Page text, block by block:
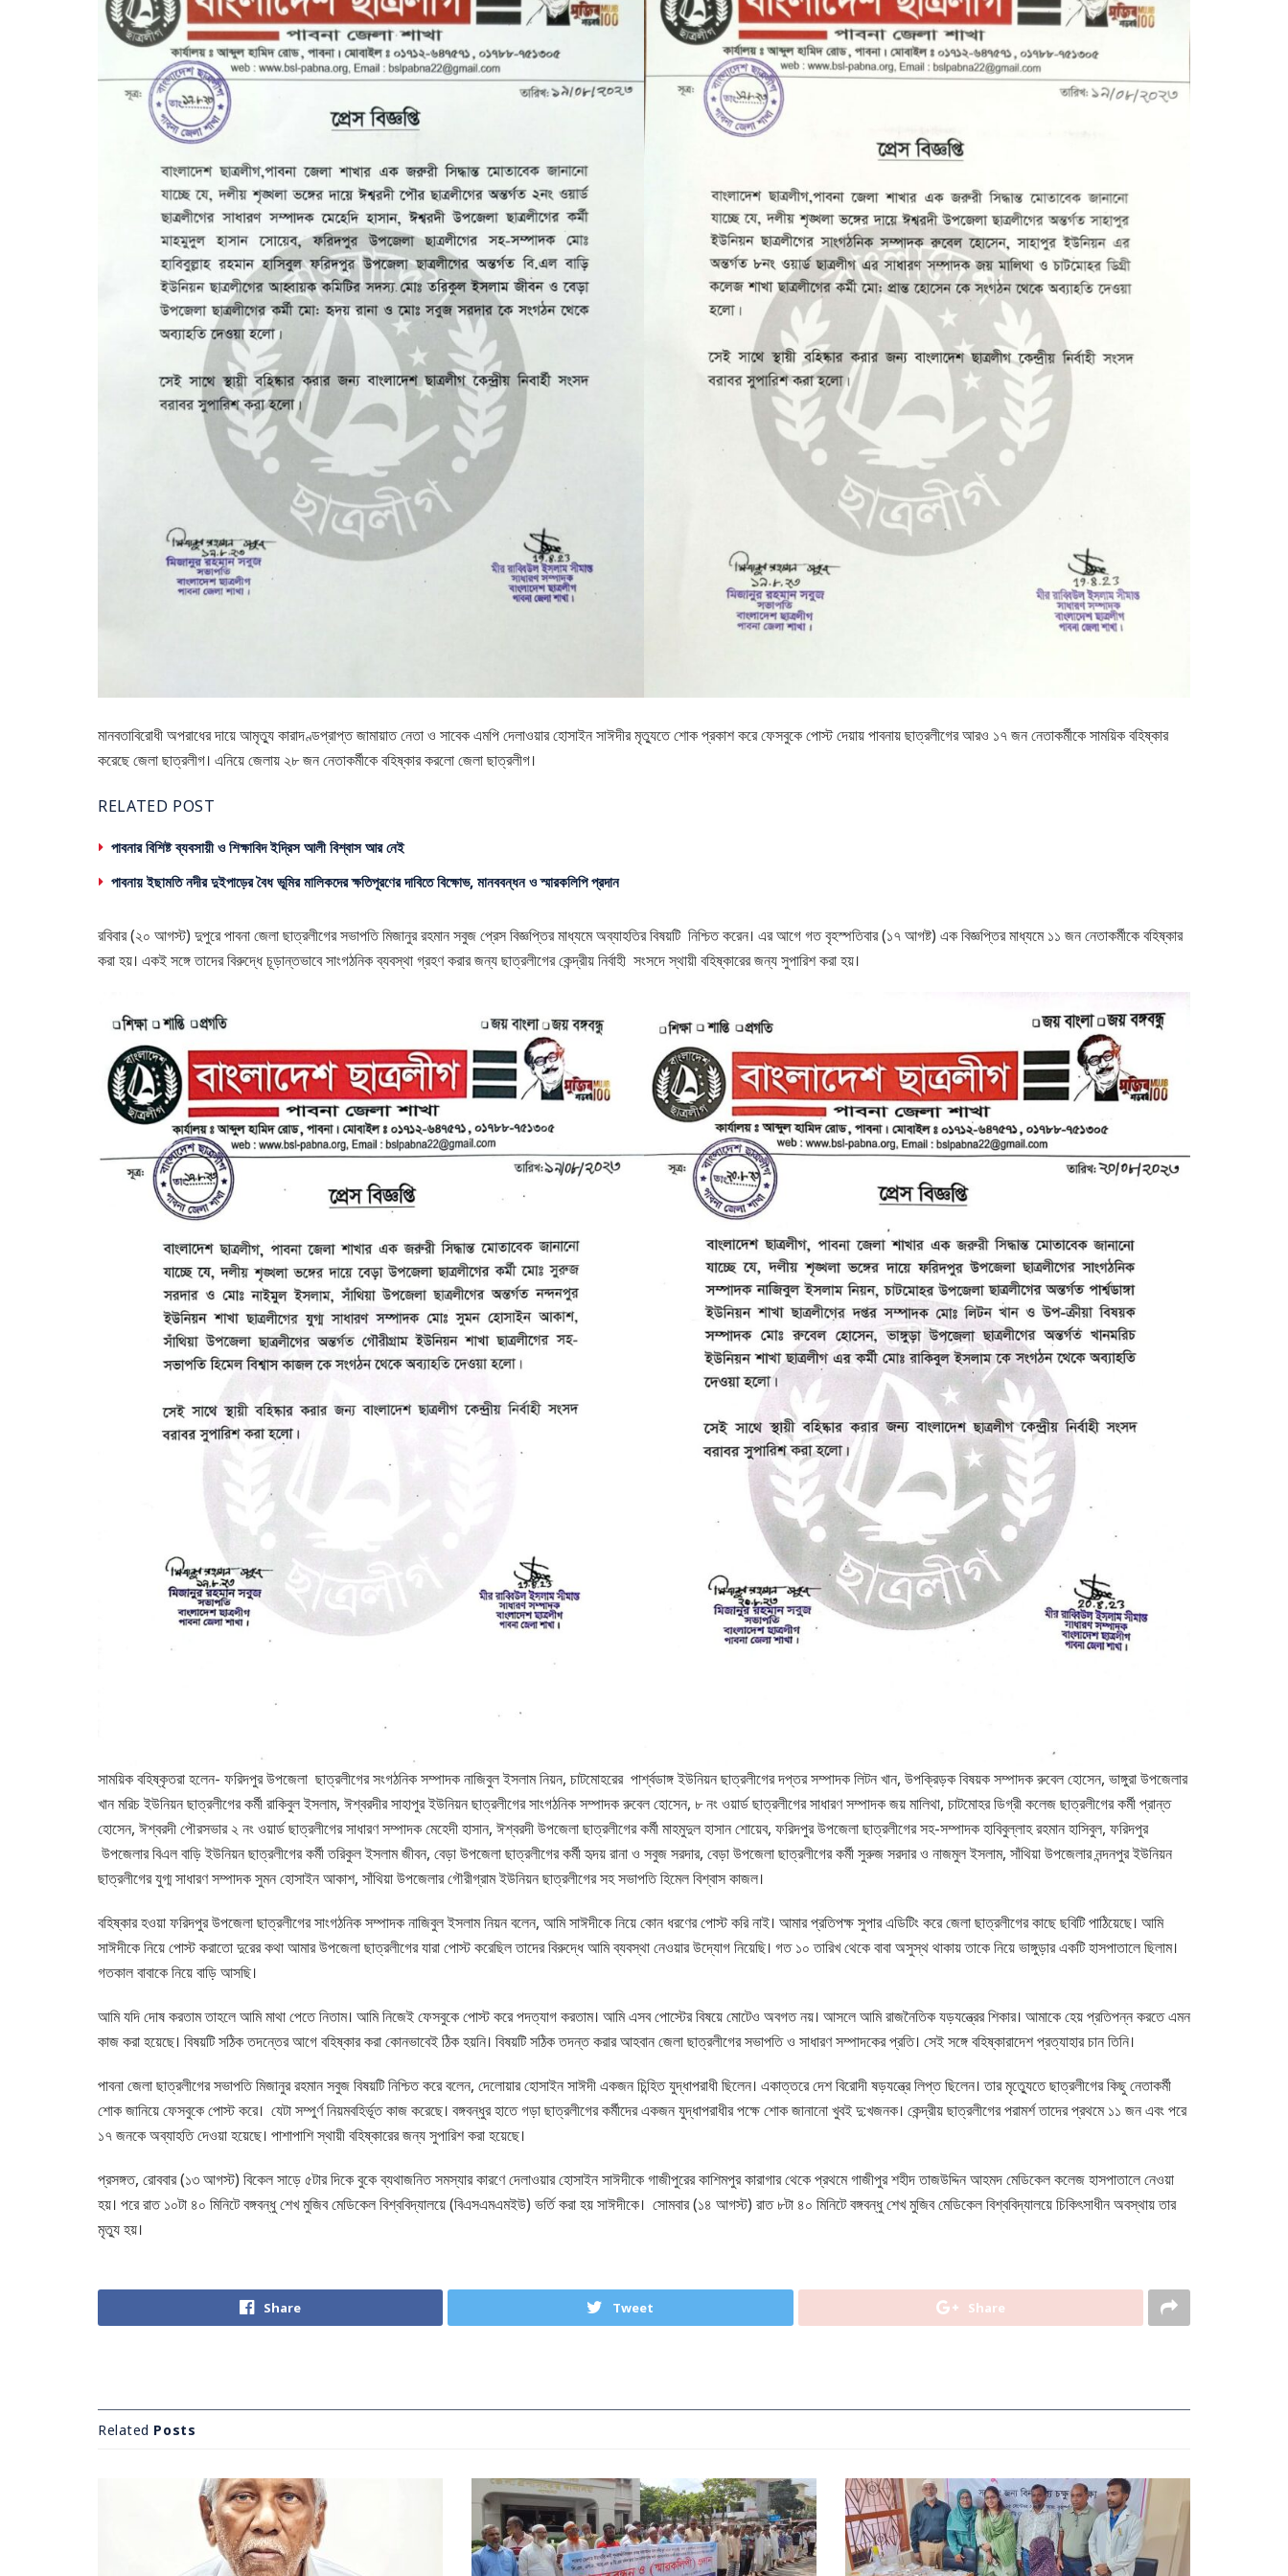
মানবতাবিরোধী অপরাধের দায়ে আমৃত্যু কারাদণ্ডপ্রাপ্ত জামায়াত নেতা ও সাবেক এমপি দেলাওয়ার হোসাইন সাঈদীর মৃত্যুতে শোক প্রকাশ করে ফেসবুকে পোস্ট দেয়ায় পাবনায় ছাত্রলীগের আরও ১৭ জন নেতাকর্মীকে সাময়িক বহিষ্কার
করেছে জেলা ছাত্রলীগ। এনিয়ে জেলায় ২৮ জন নেতাকর্মীকে বহিষ্কার করলো জেলা ছাত্রলীগ।
RELATED POST
পাবনার বিশিষ্ট ব্যবসায়ী ও শিক্ষাবিদ ইদ্রিস আলী বিশ্বাস আর নেই
পাবনায় ইছামতি নদীর দুইপাড়ের বৈধ ভূমির মালিকদের ক্ষতিপূরণের দাবিতে বিক্ষোভ, মানববন্ধন ও স্মারকলিপি প্রদান
রবিবার (২০ আগস্ট) দুপুরে পাবনা জেলা ছাত্রলীগের সভাপতি মিজানুর রহমান সবুজ প্রেস বিজ্ঞপ্তির মাধ্যমে অব্যাহতির বিষয়টি নিশ্চিত করেন। এর আগে গত বৃহস্পতিবার (১৭ আগষ্ট) এক বিজ্ঞপ্তির মাধ্যমে ১১ জন নেতাকর্মীকে বহিষ্কার
করা হয়। একই সঙ্গে তাদের বিরুদ্ধে চূড়ান্তভাবে সাংগঠনিক ব্যবস্থা গ্রহণ করার জন্য ছাত্রলীগের কেন্দ্রীয় নির্বাহী সংসদে স্থায়ী বহিষ্কারের জন্য সুপারিশ করা হয়।
সাময়িক বহিষ্কৃতরা হলেন- ফরিদপুর উপজেলা ছাত্রলীগের সংগঠনিক সম্পাদক নাজিবুল ইসলাম নিয়ন, চাটমোহরের পার্শ্বডাঙ্গ ইউনিয়ন ছাত্রলীগের দপ্তর সম্পাদক লিটন খান, উপক্রিড়ক বিষয়ক সম্পাদক রুবেল হোসেন, ভাঙ্গুরা উপজেলার
খান মরিচ ইউনিয়ন ছাত্রলীগের কর্মী রাকিবুল ইসলাম, ঈশ্বরদীর সাহাপুর ইউনিয়ন ছাত্রলীগের সাংগঠনিক সম্পাদক রুবেল হোসেন, ৮ নং ওয়ার্ড ছাত্রলীগের সাধারণ সম্পাদক জয় মালিথা, চাটমোহর ডিগ্রী কলেজ ছাত্রলীগের কর্মী প্রান্ত
হোসেন, ঈশ্বরদী পৌরসভার ২ নং ওয়ার্ড ছাত্রলীগের সাধারণ সম্পাদক মেহেদী হাসান, ঈশ্বরদী উপজেলা ছাত্রলীগের কর্মী মাহমুদুল হাসান শোয়েব, ফরিদপুর উপজেলা ছাত্রলীগের সহ-সম্পাদক হাবিবুল্লাহ রহমান হাসিবুল, ফরিদপুর
উপজেলার বিএল বাড়ি ইউনিয়ন ছাত্রলীগের কর্মী তরিকুল ইসলাম জীবন, বেড়া উপজেলা ছাত্রলীগের কর্মী হৃদয় রানা ও সবুজ সরদার, বেড়া উপজেলা ছাত্রলীগের কর্মী সুরুজ সরদার ও নাজমুল ইসলাম, সাঁথিয়া উপজেলার নন্দনপুর ইউনিয়ন
ছাত্রলীগের যুগ্ম সাধারণ সম্পাদক সুমন হোসাইন আকাশ, সাঁথিয়া উপজেলার গৌরীগ্রাম ইউনিয়ন ছাত্রলীগের সহ সভাপতি হিমেল বিশ্বাস কাজল।
বহিষ্কার হওয়া ফরিদপুর উপজেলা ছাত্রলীগের সাংগঠনিক সম্পাদক নাজিবুল ইসলাম নিয়ন বলেন, আমি সাঈদীকে নিয়ে কোন ধরণের পোস্ট করি নাই। আমার প্রতিপক্ষ সুপার এডিটিং করে জেলা ছাত্রলীগের কাছে ছবিটি পাঠিয়েছে। আমি
সাঈদীকে নিয়ে পোস্ট করাতো দুরের কথা আমার উপজেলা ছাত্রলীগের যারা পোস্ট করেছিল তাদের বিরুদ্ধে আমি ব্যবস্থা নেওয়ার উদ্যোগ নিয়েছি। গত ১০ তারিখ থেকে বাবা অসুস্থ থাকায় তাকে নিয়ে ভাঙ্গুড়ার একটি হাসপাতালে ছিলাম।
গতকাল বাবাকে নিয়ে বাড়ি আসছি।
আমি যদি দোষ করতাম তাহলে আমি মাথা পেতে নিতাম। আমি নিজেই ফেসবুকে পোস্ট করে পদত্যাগ করতাম। আমি এসব পোস্টের বিষয়ে মোটেও অবগত নয়। আসলে আমি রাজনৈতিক যড়যন্ত্রের শিকার। আমাকে হেয় প্রতিপন্ন করতে এমন
কাজ করা হয়েছে। বিষয়টি সঠিক তদন্তের আগে বহিষ্কার করা কোনভাবেই ঠিক হয়নি। বিষয়টি সঠিক তদন্ত করার আহবান জেলা ছাত্রলীগের সভাপতি ও সাধারণ সম্পাদকের প্রতি। সেই সঙ্গে বহিষ্কারাদেশ প্রত্যাহার চান তিনি।
পাবনা জেলা ছাত্রলীগের সভাপতি মিজানুর রহমান সবুজ বিষয়টি নিশ্চিত করে বলেন, দেলোয়ার হোসাইন সাঈদী একজন চিন্হিত যুদ্ধাপরাধী ছিলেন। একাত্তরে দেশ বিরোদী ষড়যন্ত্রে লিপ্ত ছিলেন। তার মৃত্যুেতে ছাত্রলীগের কিছু নেতাকর্মী
শোক জানিয়ে ফেসবুকে পোস্ট করে। যেটা সম্পুর্ণ নিয়মবহির্ভূত কাজ করেছে। বঙ্গবন্ধুর হাতে গড়া ছাত্রলীগের কর্মীদের একজন যুদ্ধাপরাধীর পক্ষে শোক জানানো খুবই দু:খজনক। কেন্দ্রীয় ছাত্রলীগের পরামর্শ তাদের প্রথমে ১১ জন এবং পরে
১৭ জনকে অব্যাহতি দেওয়া হয়েছে। পাশাপাশি স্থায়ী বহিষ্কারের জন্য সুপারিশ করা হয়েছে।
প্রসঙ্গত, রোববার (১৩ আগস্ট) বিকেল সাড়ে ৫টার দিকে বুকে ব্যথাজনিত সমস্যার কারণে দেলাওয়ার হোসাইন সাঈদীকে গাজীপুরের কাশিমপুর কারাগার থেকে প্রথমে গাজীপুর শহীদ তাজউদ্দিন আহমদ মেডিকেল কলেজ হাসপাতালে নেওয়া
হয়। পরে রাত ১০টা ৪০ মিনিটে বঙ্গবন্ধু শেখ মুজিব মেডিকেল বিশ্ববিদ্যালয়ে (বিএসএমএমইউ) ভর্তি করা হয় সাঈদীকে। সোমবার (১৪ আগস্ট) রাত ৮টা ৪০ মিনিটে বঙ্গবন্ধু শেখ মুজিব মেডিকেল বিশ্ববিদ্যালয়ে চিকিৎসাধীন অবস্থায় তার
মৃত্যু হয়।
Share Tweet Share